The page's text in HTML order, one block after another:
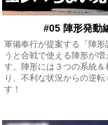
#05 陣形発動
軍備奉行が提案する「陣形
うと合戦で使える陣形が増
す。陣形には３つの系統＆
り、不利な状況からの逆転
す！